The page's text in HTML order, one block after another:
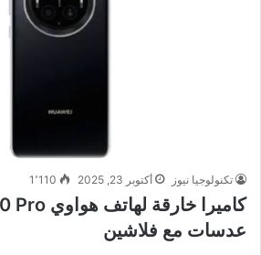
تكنولوجيا نيوز أكتوبر 23, 2025 1٬110
عدسات مع فلاشين